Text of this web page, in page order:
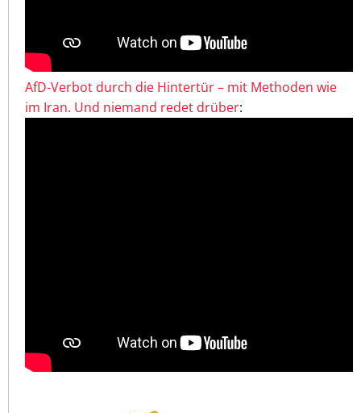
AfD-Verbot durch die Hintertür – mit Methoden wie
im Iran. Und niemand redet drüber: